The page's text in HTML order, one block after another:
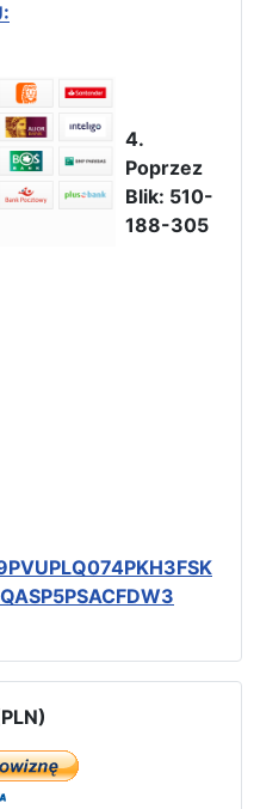
4.
Poprzez
Blik: 510-
188-305